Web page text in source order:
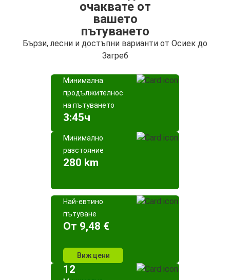
очаквате от
вашето
пътуването
Бързи, лесни и достъпни варианти от Осиек до
Загреб
Минимална
продължителност
на пътуването
3:45ч
Минимално
разстояние
280 km
Най-евтино
пътуване
Oт 9,48 €
Виж цени
12